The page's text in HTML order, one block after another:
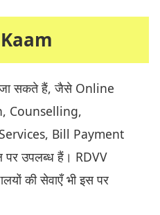
जा सकते हैं, जैसे Online
Counselling,
Bill Payment
पर उपलब्ध हैं। RDVV
की सेवाएँ भी इस पर